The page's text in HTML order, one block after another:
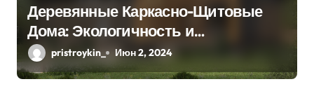
Деревянные Каркасно-Щитовые
Дома: Экологичность и
Практичность
pristroykin_ Июн 2, 2024